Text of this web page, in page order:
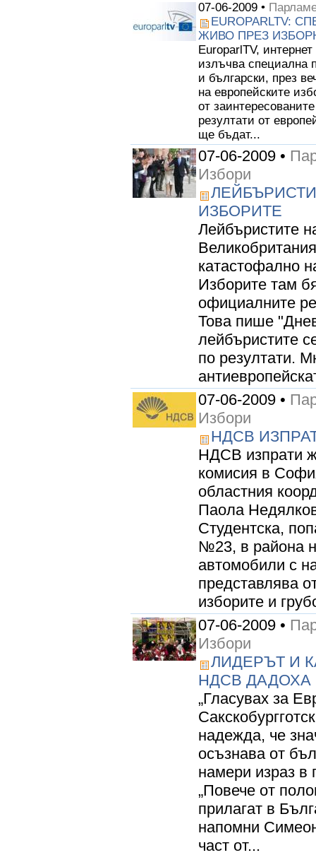
07-06-2009 •
EUROPARLTV:
ЖИВО ПРЕЗ
EuroparlTV,
излъчва специална
и български, през
на европейските
от
резултати от
ще бъдат...
07-06-2009 •
Избори
ИЗБОРИТЕ
Лейбъристите
катастофално
Изборите там
официалните
Това пише
лейбъристите
по резултати.
07-06-2009 •
Избори
НДСВ
НДСВ изпрати
комисия в
областния
Паола
Студентска,
№23, в района
автомобили с
представлява
изборите и
07-06-2009 •
Избори
ЛИДЕРЪТ И
НДСВ ДАДОХА
„Гласувах за
надежда, че
осъзнава от
намери израз в
„Повече от
прилагат в
напомни
част от...